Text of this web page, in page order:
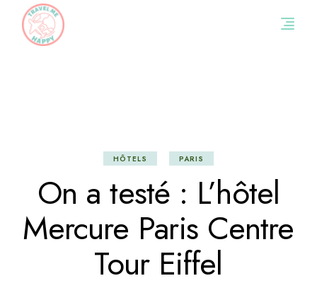
content
HÔTELS PARIS
On a testé : L’hôtel
Mercure Paris Centre
Tour Eiffel